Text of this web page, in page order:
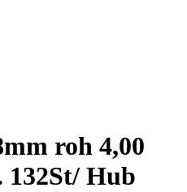
roh 4,00
Hub